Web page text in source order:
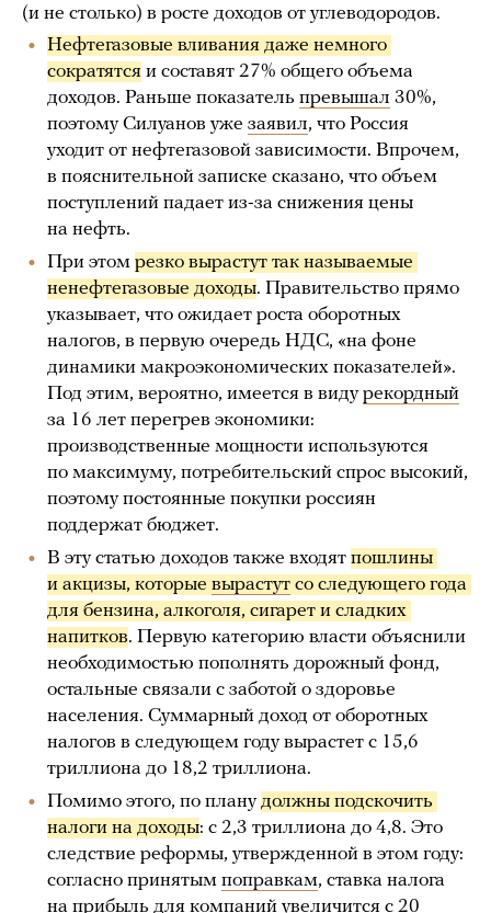
(и не столько) в росте доходов от углеводородов.
Нефтегазовые вливания даже немного
сократятся и составят 27% общего объема
доходов. Раньше показатель превышал 30%,
поэтому Силуанов уже заявил, что Россия
уходит от нефтегазовой зависимости. Впрочем,
в пояснительной записке сказано, что объем
поступлений падает из-за снижения цены
на нефть.
При этом резко вырастут так называемые
ненефтегазовые доходы. Правительство прямо
указывает, что ожидает роста оборотных
налогов, в первую очередь НДС, «на фоне
динамики макроэкономических показателей».
Под этим, вероятно, имеется в видурекордный
за 16 лет перегрев экономики:
производственные мощности используются
по максимуму, потребительский спрос высокий,
поэтому постоянные покупки россиян
поддержат бюджет.
В эту статью доходов также входят пошлины
и акцизы, которые вырастут со следующего года
для бензина, алкоголя, сигарет и сладких
напитков. Первую категорию власти объяснили
необходимостью пополнять дорожный фонд,
остальные связали с заботой о здоровье
населения. Суммарный доход от оборотных
налогов в следующем году вырастет с 15,6
триллиона до 18,2 триллиона.
Помимо этого, по планудолжны подскочить
налоги на доходы: с 2,3 триллиона до 4,8. Это
следствие реформы, утвержденной в этом году:
согласно принятым поправкам, ставка налога
на прибыль для компаний увеличится с 20